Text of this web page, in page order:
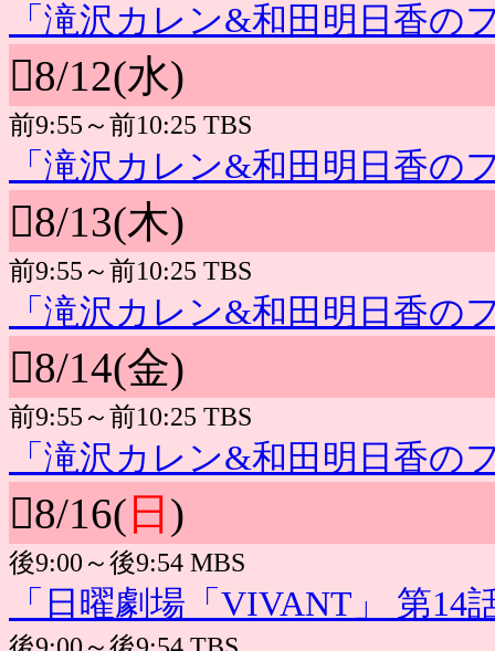
「滝沢カレン&和田明日香の
8/12(水)
前9:55～前10:25 TBS
「滝沢カレン&和田明日香の
8/13(木)
前9:55～前10:25 TBS
「滝沢カレン&和田明日香の
8/14(金)
前9:55～前10:25 TBS
「滝沢カレン&和田明日香の
8/16( 日 )
後9:00～後9:54 MBS
「日曜劇場「VIVANT」 第14